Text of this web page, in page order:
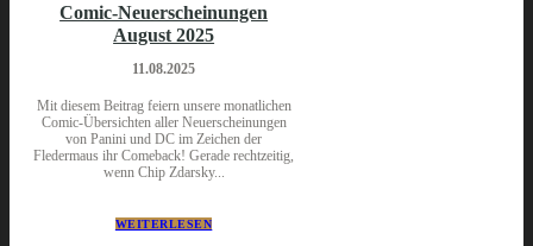
Comic-Neuerscheinungen
August 2025
11.08.2025
Mit diesem Beitrag feiern unsere monatlichen
Comic-Übersichten aller Neuerscheinungen
von Panini und DC im Zeichen der
Fledermaus ihr Comeback! Gerade rechtzeitig,
wenn Chip Zdarsky...
WEITERLESEN